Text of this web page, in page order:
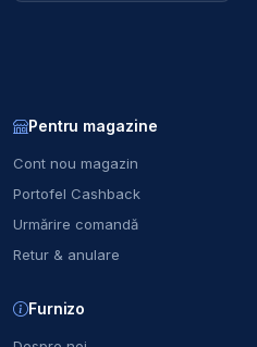
Pentru magazine
Cont nou magazin
Portofel Cashback
Urmărire comandă
Retur & anulare
Furnizo